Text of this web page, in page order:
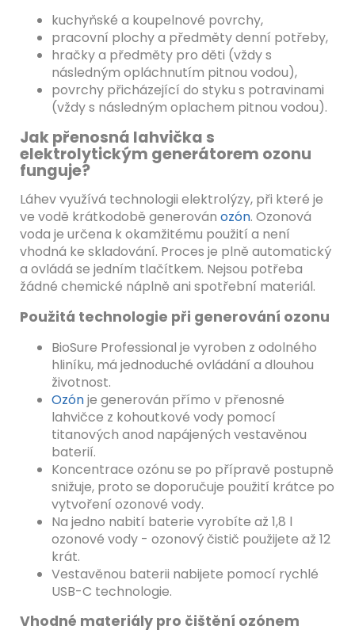
kuchyňské a koupelnové povrchy,
pracovní plochy a předměty denní potřeby,
hračky a předměty pro děti (vždy s
následným opláchnutím pitnou vodou),
povrchy přicházející do styku s potravinami
(vždy s následným oplachem pitnou vodou).
Jak přenosná lahvička s
elektrolytickým generátorem ozonu
funguje?
Láhev využívá technologii elektrolýzy, při které je
ve vodě krátkodobě generován ozón. Ozonová
voda je určena k okamžitému použití a není
vhodná ke skladování. Proces je plně automatický
a ovládá se jedním tlačítkem. Nejsou potřeba
žádné chemické náplně ani spotřební materiál.
Použitá technologie při generování ozonu
BioSure Professional je vyroben z odolného
hliníku, má jednoduché ovládání a dlouhou
životnost.
Ozónje generován přímo v přenosné
lahvičce z kohoutkové vody pomocí
titanových anod napájených vestavěnou
baterií.
Koncentrace ozónu se po přípravě postupně
snižuje, proto se doporučuje použití krátce po
vytvoření ozonové vody.
Na jedno nabití baterie vyrobíte až 1,8 l
ozonové vody - ozonový čistič použijete až 12
krát.
Vestavěnou baterii nabijete pomocí rychlé
USB-C technologie.
Vhodné materiály pro čištění ozónem